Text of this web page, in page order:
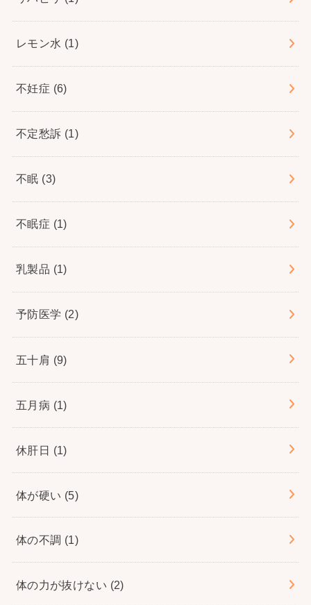
レモン水 (1)
不妊症 (6)
不定愁訴 (1)
不眠 (3)
不眠症 (1)
乳製品 (1)
予防医学 (2)
五十肩 (9)
五月病 (1)
休肝日 (1)
体が硬い (5)
体の不調 (1)
体の力が抜けない (2)